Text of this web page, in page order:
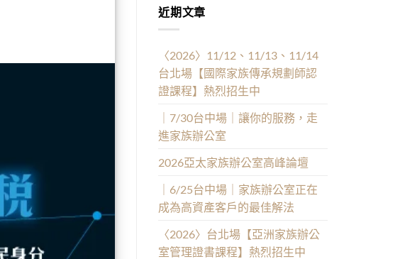
近期文章
〈2026〉11/12、11/13、11/14
台北場【國際家族傳承規劃師認
證課程】熱烈招生中
｜7/30台中場｜讓你的服務，走
進家族辦公室
2026亞太家族辦公室高峰論壇
｜6/25台中場｜家族辦公室正在
成為高資產客戶的最佳解法
〈2026〉台北場【亞洲家族辦公
室管理證書課程】熱烈招生中